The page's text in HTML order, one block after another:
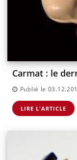
Carmat : le
Publié le
LIRE L'ARTICLE